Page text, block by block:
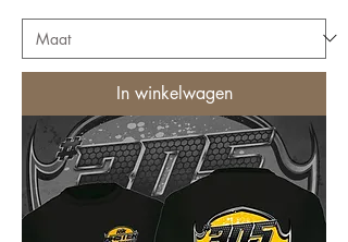
In winkelwagen